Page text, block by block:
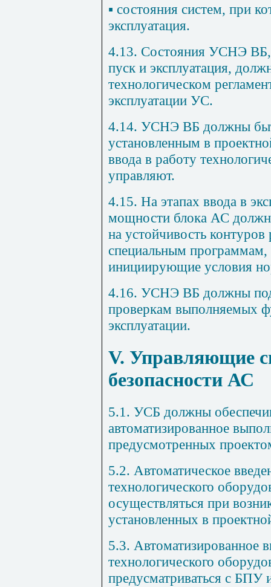
▪ состояния систем, при
эксплуатация.
4.13. Состояния УСНЭ ВБ,
пуск и эксплуатация,
технологическом
эксплуатации УС.
4.14. УСНЭ ВБ должны
установленным в
ввода в работу
управляют.
4.15. На этапах ввода в
мощности блока АС
на устойчивость контуров
специальным
инициирующие условия
4.16. УСНЭ ВБ должны
проверкам выполняемых
эксплуатации.
V. Управляющие
безопасности АС
5.1. УСБ должны
автоматизированное
предусмотренных
5.2. Автоматическое
технологического
осуществляться при
установленных в
5.3. Автоматизированное
технологического
предусматриваться с БПУ